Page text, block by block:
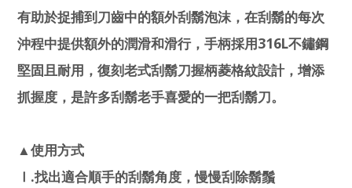
有助於捉捕到刀齒中的額外刮鬍泡沫，在刮鬍的每次
沖程中提供額外的潤滑和滑行，手柄採用 316L不鏽鋼
堅固且耐用，復刻老式刮鬍刀握柄菱格紋設計，增添
抓握度，是許多刮鬍老手喜愛的一把刮鬍刀。
▲使用方式
.找出適合順手的刮鬍角度，慢慢刮除鬍鬚